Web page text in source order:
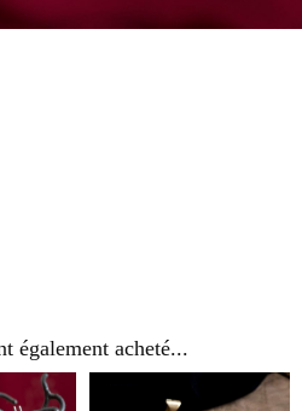
également acheté...